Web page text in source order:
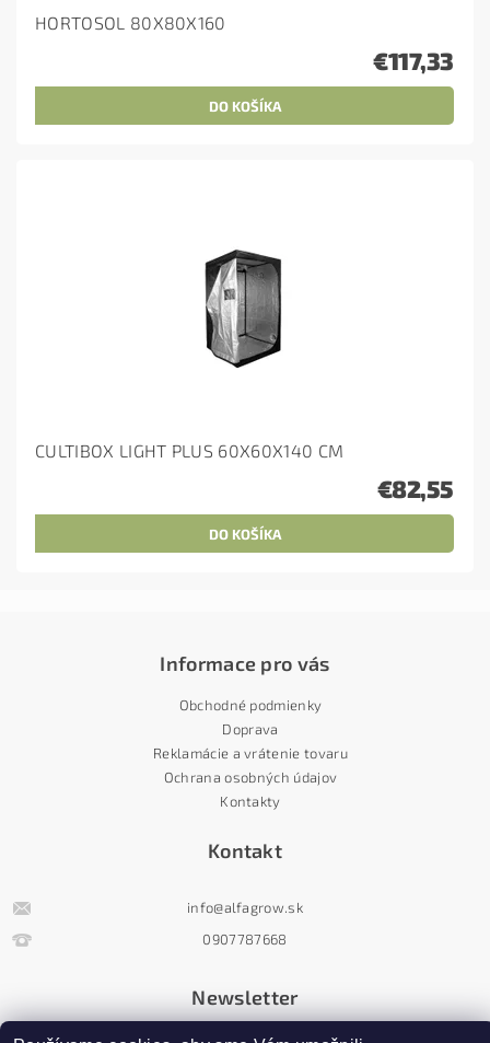
HORTOSOL 80X80X160
€117,33
CULTIBOX LIGHT PLUS 60X60X140 CM
€82,55
Informace pro vás
Obchodné podmienky
Doprava
Reklamácie a vrátenie tovaru
Ochrana osobných údajov
Kontakty
Kontakt
info@alfagrow.sk
0907787668
Newsletter